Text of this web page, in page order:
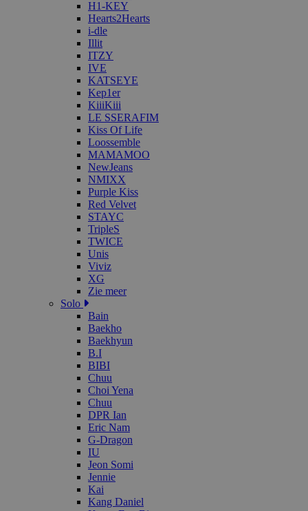
H1-KEY
Hearts2Hearts
i-dle
Illit
ITZY
IVE
KATSEYE
Kep1er
KiiiKiii
LE SSERAFIM
Kiss Of Life
Loossemble
MAMAMOO
NewJeans
NMIXX
Purple Kiss
Red Velvet
STAYC
TripleS
TWICE
Unis
Viviz
XG
Zie meer
Solo
Bain
Baekho
Baekhyun
B.I
BIBI
Chuu
Choi Yena
Chuu
DPR Ian
Eric Nam
G-Dragon
IU
Jeon Somi
Jennie
Kai
Kang Daniel